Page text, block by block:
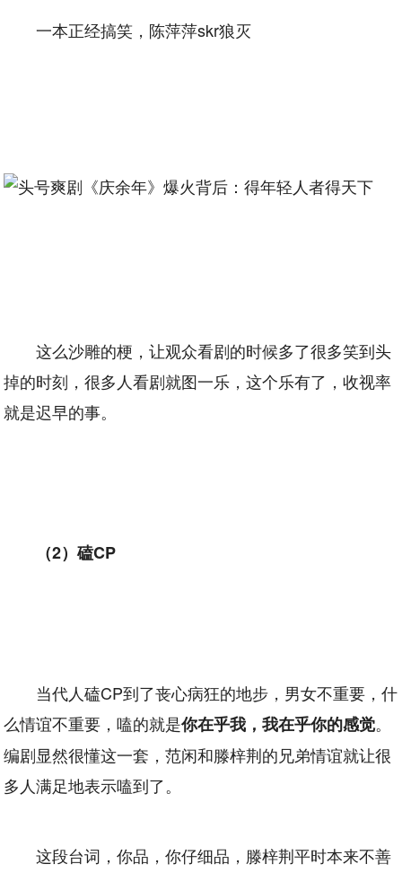
一本正经搞笑，陈萍萍skr狼灭
这么沙雕的梗，让观众看剧的时候多了很多笑到头
掉的时刻，很多人看剧就图一乐，这个乐有了，收视率
就是迟早的事。
（2）磕CP
当代人磕CP到了丧心病狂的地步，男女不重要，什
么情谊不重要，嗑的就是你在乎我，我在乎你的感觉。
编剧显然很懂这一套，范闲和滕梓荆的兄弟情谊就让很
多人满足地表示嗑到了。
这段台词，你品，你仔细品，滕梓荆平时本来不善